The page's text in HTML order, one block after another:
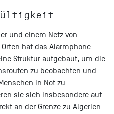
und einem Netz von
hat das Alarmphone
Struktur aufgebaut, um die
zu beobachten und
in Not zu
sie sich insbesondere auf
an der Grenze zu Algerien